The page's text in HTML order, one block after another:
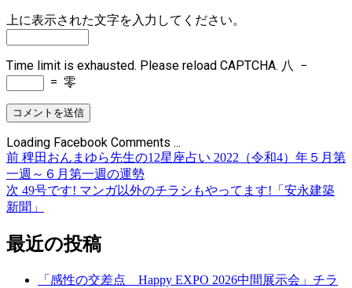
上に表示された文字を入力してください。
Time limit is exhausted. Please reload CAPTCHA. 八 −
= 零
Loading Facebook Comments ...
投
稿
ナ
ビ
前 前
の
投
稿:
稗田おんまゆら先生の12星座占い 2022（令和4）年５月第
一週～６月第一週の運勢
次 次
の
稿:
49号です! マンガ以外のチラシもやってます!「安永建築
新聞」
最近の投稿
「感性の交差点 Happy EXPO 2026中間展示会」チラ